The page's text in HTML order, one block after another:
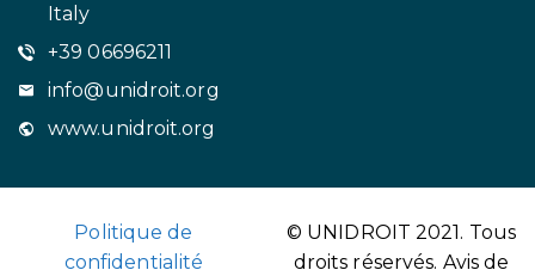
Italy
+39 06696211
info@unidroit.org
www.unidroit.org
Politique de
confidentialité
© UNIDROIT 2021. Tous
droits réservés. Avis de